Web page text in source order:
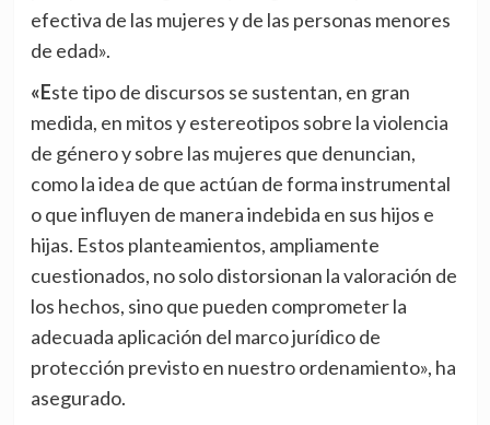
efectiva de las mujeres y de las personas menores
de edad».
«Este tipo de discursos se sustentan, en gran
medida, en mitos y estereotipos sobre la violencia
de género y sobre las mujeres que denuncian,
como la idea de que actúan de forma instrumental
o que influyen de manera indebida en sus hijos e
hijas. Estos planteamientos, ampliamente
cuestionados, no solo distorsionan la valoración de
los hechos, sino que pueden comprometer la
adecuada aplicación del marco jurídico de
protección previsto en nuestro ordenamiento», ha
asegurado.